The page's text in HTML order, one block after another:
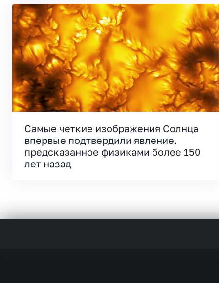
Самые четкие изображения Солнца
впервые подтвердили явление,
предсказанное физиками более 150
лет назад